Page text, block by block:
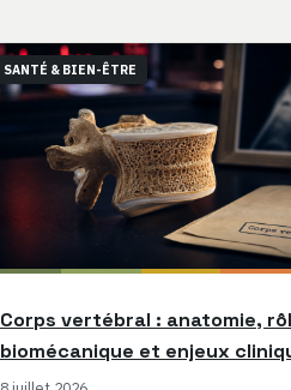
SANTÉ & BIEN-ÊTRE
Corps vertébral : anatomie,
biomécanique et enjeux